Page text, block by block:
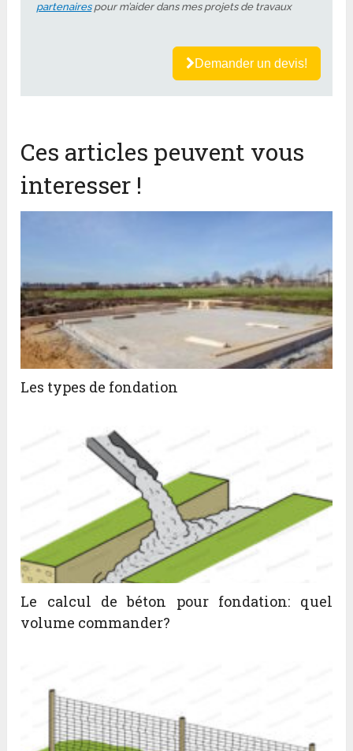
partenairespour m’aider dans mes projets de travaux
Demander un devis!
Ces articles peuvent vous
interesser !
Les types de fondation
Le calcul de béton pour fondation: quel
volume commander?